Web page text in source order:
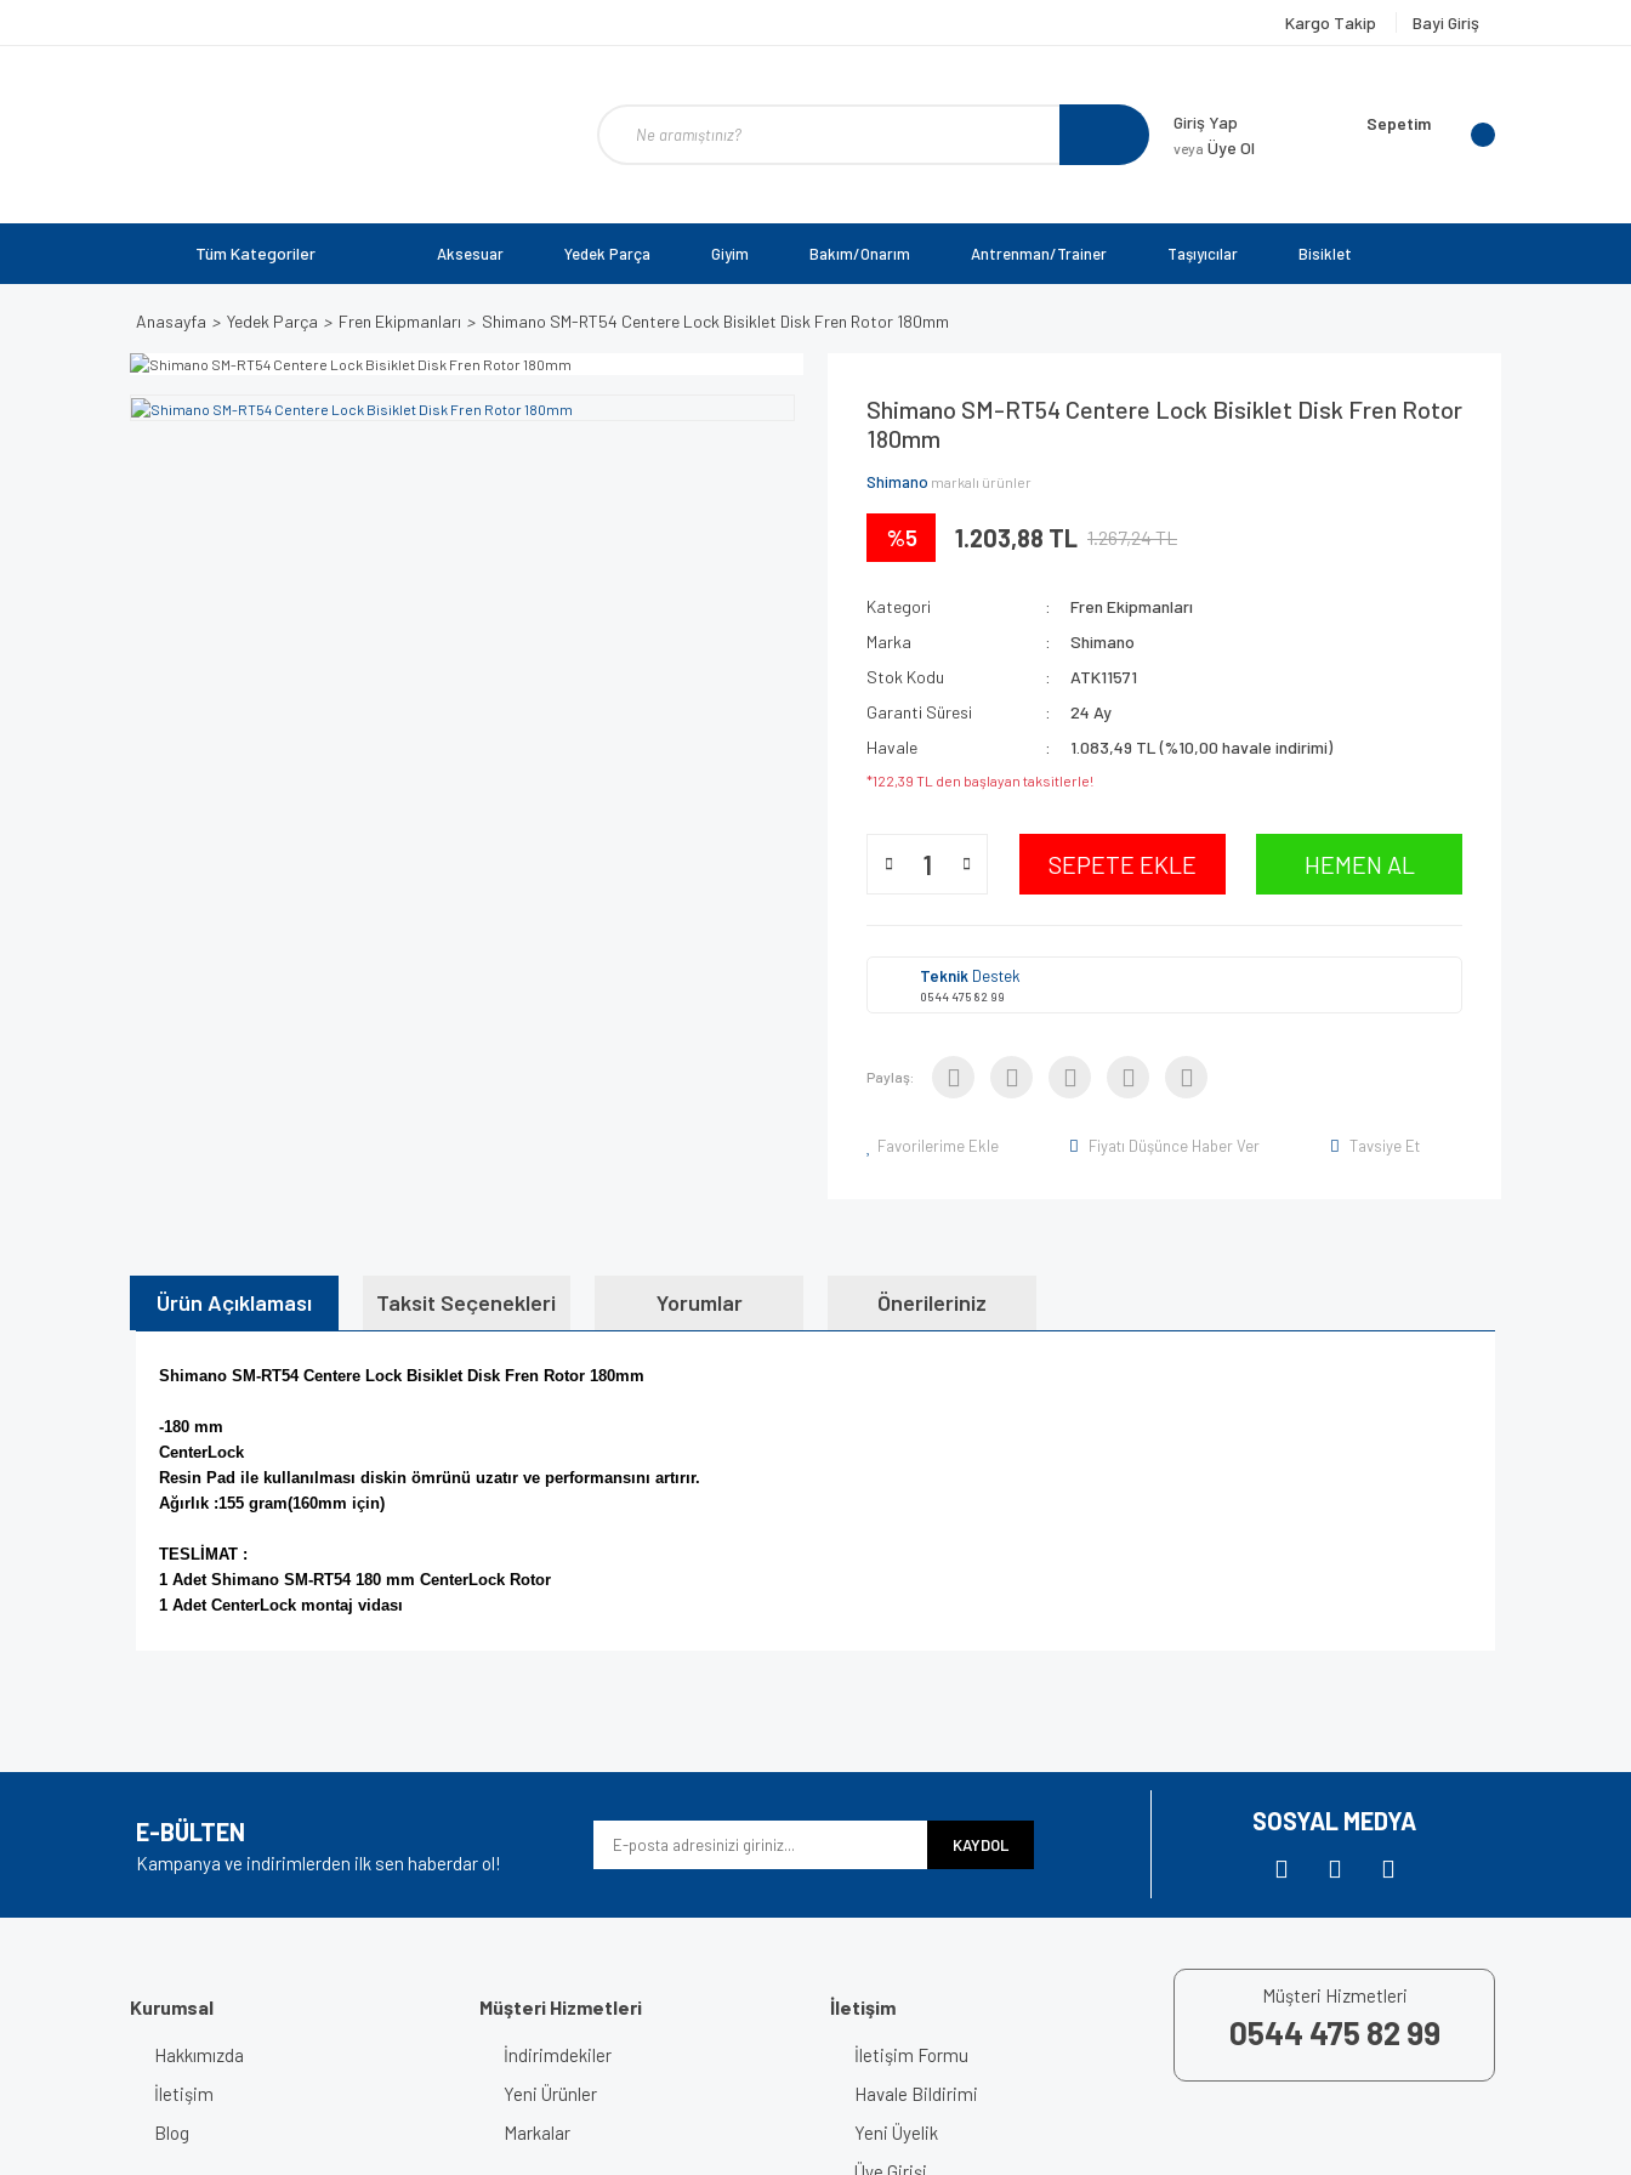
Kargo Takip Bayi Giriş
Giriş Yap
veya Üye Ol
Sepetim
Tüm Kategoriler Aksesuar Yedek Parça Giyim Bakım/Onarım Antrenman/Trainer Taşıyıcılar Bisiklet
Anasayfa Yedek Parça Fren Ekipmanları Shimano SM-RT54 Centere Lock Bisiklet Disk Fren Rotor 180mm
Shimano SM-RT54 Centere Lock Bisiklet Disk Fren Rotor
180mm
Shimano markalı ürünler
%5 1.203,88 TL 1.267,24 TL
Kategori
Fren Ekipmanları
Marka
Shimano
Stok Kodu
ATK11571
Garanti Süresi
24 Ay
Havale
1.083,49 TL (%10,00 havale indirimi)
*122,39 TL den başlayan taksitlerle!
SEPETE EKLE HEMEN AL
Teknik Destek
0544 475 82 99
Paylaş:
Favorilerime Ekle Fiyatı Düşünce Haber Ver Tavsiye Et
Ürün Açıklaması Taksit Seçenekleri Yorumlar Önerileriniz
Shimano SM-RT54 Centere Lock Bisiklet Disk Fren Rotor 180mm
-180 mm
CenterLock
Resin Pad ile kullanılması diskin ömrünü uzatır ve performansını artırır.
Ağırlık :155 gram(160mm için)
TESLİMAT :
1 Adet Shimano SM-RT54 180 mm CenterLock Rotor
1 Adet CenterLock montaj vidası
Ürün resmi kalitesiz, bozuk veya görüntülenemiyor.
Ürün bilgilerinde hatalar bulunuyor.
E-BÜLTEN
Kampanya ve indirimlerden ilk sen haberdar ol!
KAYDOL
SOSYAL MEDYA
Kurumsal
Hakkımızda
İletişim
Blog
Müşteri Hizmetleri
İndirimdekiler
Yeni Ürünler
Markalar
İletişim
İletişim Formu
Havale Bildirimi
Yeni Üyelik
Müşteri Hizmetleri
0544 475 82 99